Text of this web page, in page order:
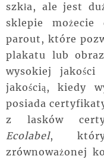
szkła, ale jest
sklepie możecie
parout, które
plakatu lub
wysokiej jakości
jakością, kiedy
posiada
z lasków
Ecolabel,
zrównoważonej